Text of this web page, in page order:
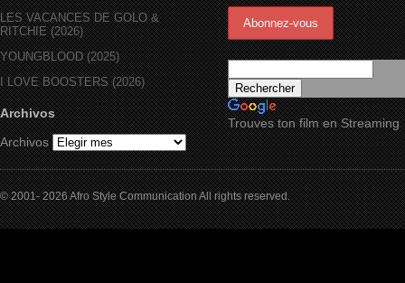
LES VACANCES DE GOLO &
RITCHIE (2026)
YOUNGBLOOD (2025)
I LOVE BOOSTERS (2026)
Archivos
Archivos
Trouves ton film en Streaming
© 2001- 2026 Afro Style Communication All rights reserved.